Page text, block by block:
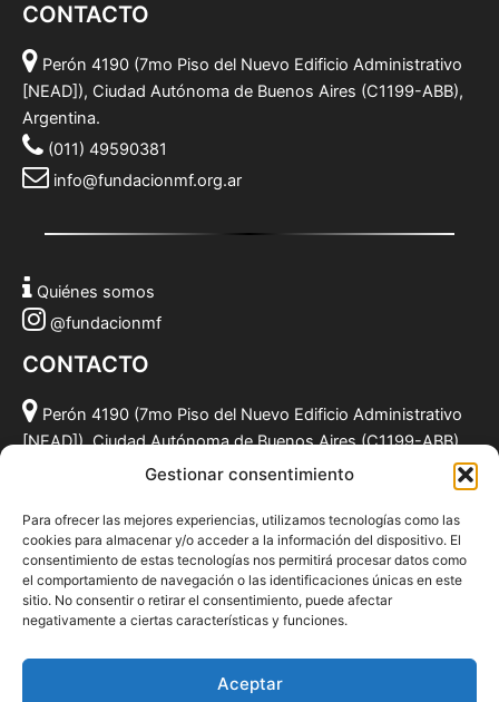
Gestionar consentimiento
Para ofrecer las mejores experiencias, utilizamos tecnologías como las
cookies para almacenar y/o acceder a la información del dispositivo. El
consentimiento de estas tecnologías nos permitirá procesar datos como
el comportamiento de navegación o las identificaciones únicas en este
sitio. No consentir o retirar el consentimiento, puede afectar
negativamente a ciertas características y funciones.
Aceptar
CONTACTO
Perón 4190 (7mo Piso del Nuevo Edificio Administrativo
[NEAD]), Ciudad Autónoma de Buenos Aires (C1199-ABB),
Argentina.
(011) 49590381
info@fundacionmf.org.ar
Quiénes somos
@fundacionmf
CONTACTO
Perón 4190 (7mo Piso del Nuevo Edificio Administrativo
[NEAD]), Ciudad Autónoma de Buenos Aires (C1199-ABB),
info@fundacionmf.org.ar